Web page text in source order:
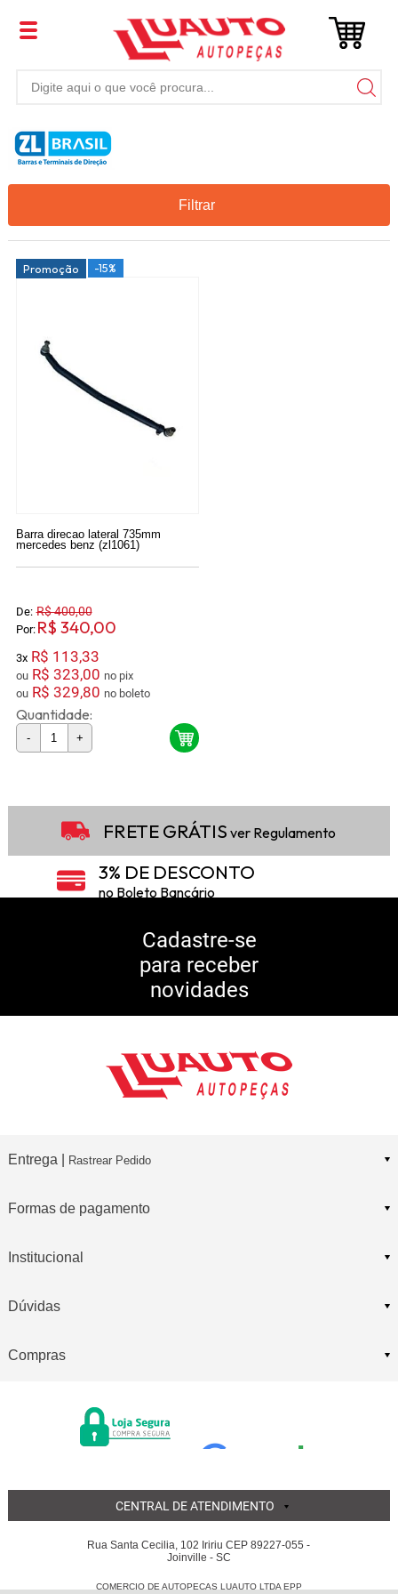
Filtrar
Promoção -15%
Barra direcao lateral 735mm
mercedes benz (zl1061)
De: R$ 400,00
Por: R$ 340,00
3x R$ 113,33
ou R$ 323,00
no pix
ou R$ 329,80 no boleto
Quantidade:
- +
FRETE GRÁTIS ver Regulamento
3% DE DESCONTO
no Boleto Bancário
5% DE DESCONTO
10% DE CASHBACK
Consulte Regulamento
Cadastre-se
para receber
novidades
Entrega | Rastrear Pedido
Formas de pagamento
Institucional
Dúvidas
Compras
CENTRAL DE ATENDIMENTO
Rua Santa Cecilia, 102 Iririu CEP 89227-055 -
Joinville - SC
COMERCIO DE AUTOPECAS LUAUTO LTDA EPP